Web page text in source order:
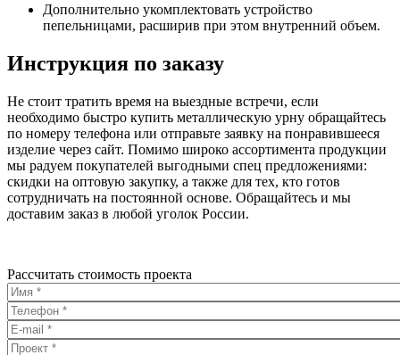
Дополнительно укомплектовать устройство
пепельницами, расширив при этом внутренний объем.
Инструкция по заказу
Не стоит тратить время на выездные встречи, если
необходимо быстро купить металлическую урну обращайтесь
по номеру телефона или отправьте заявку на понравившееся
изделие через сайт. Помимо широко ассортимента продукции
мы радуем покупателей выгодными спец предложениями:
скидки на оптовую закупку, а также для тех, кто готов
сотрудничать на постоянной основе. Обращайтесь и мы
доставим заказ в любой уголок России.
Рассчитать стоимость проекта